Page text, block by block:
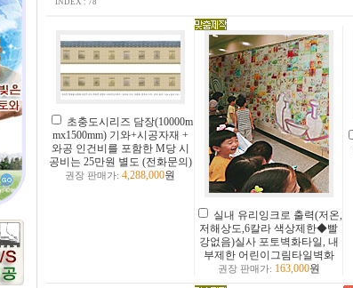
INDEX : 78
초충도시리즈 담장(10000m
mx1500mm) 기와+시공자재 +
와공 인건비를 포함한 M당 시
공비는 25만원 별도 (전화문의)
권장 판매가:4,288,000원
실내 유리잉크로 출력(저온,
저해상도,6칼라 색상제한◆빨
강없음)실사 포토벽화타일, 내
부제한 어린이그림타일벽화
권장 판매가: 163,000원